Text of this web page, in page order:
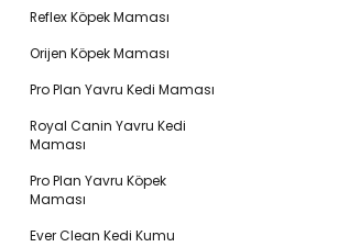
Reflex Köpek Maması
Orijen Köpek Maması
Pro Plan Yavru Kedi Maması
Royal Canin Yavru Kedi
Maması
Pro Plan Yavru Köpek
Maması
Ever Clean Kedi Kumu